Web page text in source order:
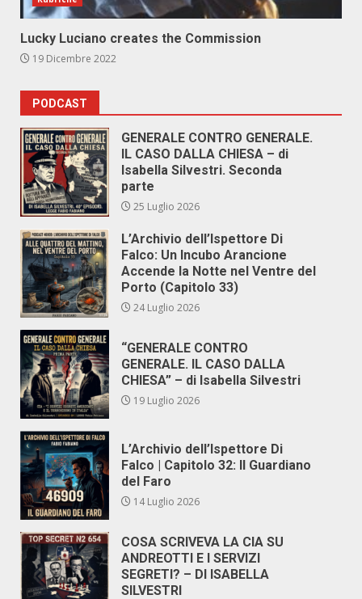
Lucky Luciano creates the Commission
19 Dicembre 2022
PODCAST
GENERALE CONTRO GENERALE.
IL CASO DALLA CHIESA – di
Isabella Silvestri. Seconda
parte
25 Luglio 2026
L’Archivio dell’Ispettore Di
Falco: Un Incubo Arancione
Accende la Notte nel Ventre del
Porto (Capitolo 33)
24 Luglio 2026
“GENERALE CONTRO
GENERALE. IL CASO DALLA
CHIESA” – di Isabella Silvestri
19 Luglio 2026
L’Archivio dell’Ispettore Di
Falco | Capitolo 32: Il Guardiano
del Faro
14 Luglio 2026
COSA SCRIVEVA LA CIA SU
ANDREOTTI E I SERVIZI
SEGRETI? – DI ISABELLA
SILVESTRI